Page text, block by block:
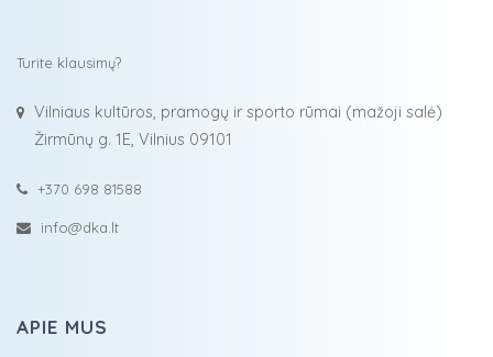
Turite klausimų?
Vilniaus kultūros, pramogų ir sporto rūmai (mažoji salė)
Žirmūnų g. 1E, Vilnius 09101
+370 698 81588
info@dka.lt
APIE MUS